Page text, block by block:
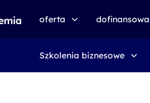
oferta
speexx
Szkolenia biznesowe